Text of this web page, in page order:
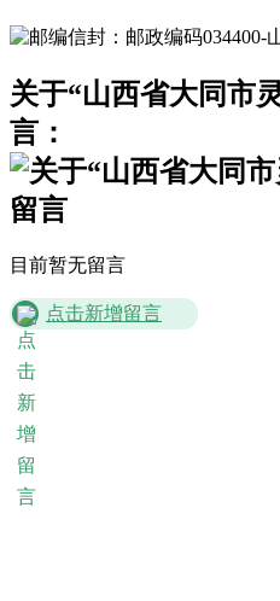
关于“山西省大同市
言：
目前暂无留言
点击新增留言